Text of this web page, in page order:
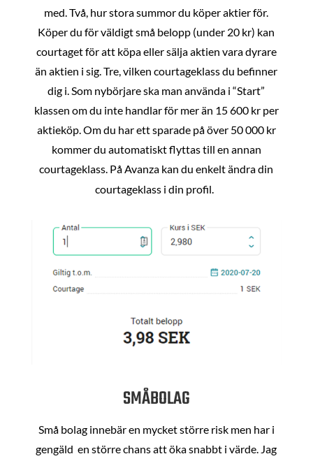
med. Två, hur stora summor du köper aktier för.
Köper du för väldigt små belopp (under 20 kr) kan
courtaget för att köpa eller sälja aktien vara dyrare
än aktien i sig. Tre, vilken courtageklass du befinner
dig i. Som nybörjare ska man använda i “Start”
klassen om du inte handlar för mer än 15 600 kr per
aktieköp. Om du har ett sparade på över 50 000 kr
kommer du automatiskt flyttas till en annan
courtageklass. På Avanza kan du enkelt ändra din
courtageklass i din profil.
SMÅBOLAG
Små bolag innebär en mycket större risk men har i
gengäld en större chans att öka snabbt i värde. Jag